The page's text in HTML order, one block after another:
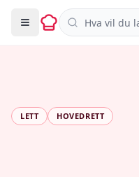
Søk i oppskrifter
LETT HOVEDRETT